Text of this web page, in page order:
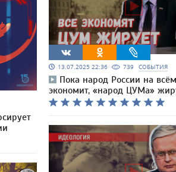
13.07.2025 22:36 739 СОБЫТИЯ
Пока народ России на всём
экономит, «народ ЦУМа»